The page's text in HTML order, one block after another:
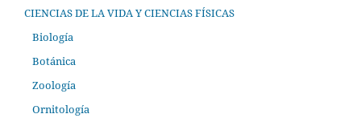
CIENCIAS DE LA VIDA Y CIENCIAS FÍSICAS
Biología
Botánica
Zoología
Ornitología